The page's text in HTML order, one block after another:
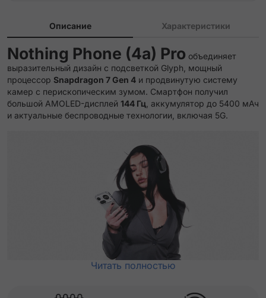
Описание Характеристики
Nothing Phone (4a) Pro объединяет
выразительный дизайн с подсветкой Glyph, мощный
процессор Snapdragon 7 Gen 4 и продвинутую систему
камер с перископическим зумом. Смартфон получил
большой AMOLED-дисплей 144 Гц , аккумулятор до 5400 мАч
и актуальные беспроводные технологии, включая 5G.
Читать полностью